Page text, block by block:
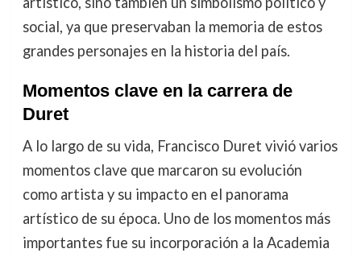
social, ya que preservaban la memoria de estos
grandes personajes en la historia del país.
Momentos clave en la carrera de
Duret
A lo largo de su vida, Francisco Duret vivió varios
momentos clave que marcaron su evolución
como artista y su impacto en el panorama
artístico de su época. Uno de los momentos más
importantes fue su incorporación a la Academia